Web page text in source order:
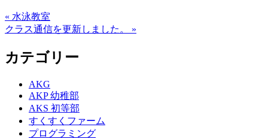
« 水泳教室
クラス通信を更新しました。 »
カテゴリー
AKG
AKP 幼稚部
AKS 初等部
すくすくファーム
プログラミング